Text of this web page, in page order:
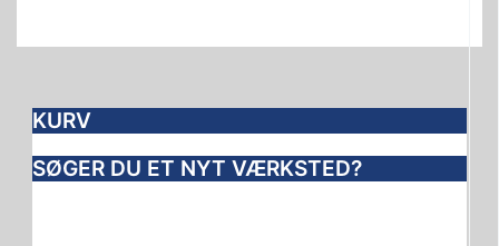
KURV
SØGER DU ET NYT VÆRKSTED?